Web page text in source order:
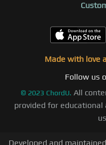
Made with love
Follow us
© 2023 ChordU. All
provided for
Developed and